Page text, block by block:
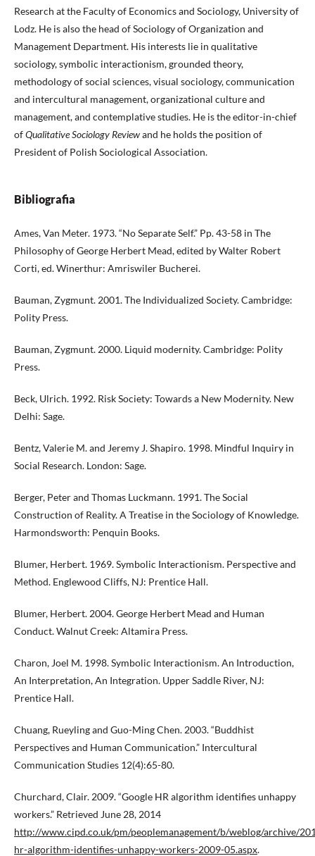
Research at the Faculty of Economics and Sociology, University of
Lodz. He is also the head of Sociology of Organization and
Management Department. His interests lie in qualitative
sociology, symbolic interactionism, grounded theory,
methodology of social sciences, visual sociology, communication
and intercultural management, organizational culture and
management, and contemplative studies. He is the editor-in-chief
ofQualitative Sociology Reviewand he holds the position of
President of Polish Sociological Association.
Bibliografia
Ames, Van Meter. 1973. “No Separate Self.” Pp. 43-58 in The
Philosophy of George Herbert Mead, edited by Walter Robert
Corti, ed. Winerthur: Amriswiler Bucherei.
Bauman, Zygmunt. 2001. The Individualized Society. Cambridge:
Polity Press.
Bauman, Zygmunt. 2000. Liquid modernity. Cambridge: Polity
Press.
Beck, Ulrich. 1992. Risk Society: Towards a New Modernity. New
Delhi: Sage.
Bentz, Valerie M. and Jeremy J. Shapiro. 1998. Mindful Inquiry in
Social Research. London: Sage.
Berger, Peter and Thomas Luckmann. 1991. The Social
Construction of Reality. A Treatise in the Sociology of Knowledge.
Harmondsworth: Penquin Books.
Blumer, Herbert. 1969. Symbolic Interactionism. Perspective and
Method. Englewood Cliffs, NJ: Prentice Hall.
Blumer, Herbert. 2004. George Herbert Mead and Human
Conduct. Walnut Creek: Altamira Press.
Charon, Joel M. 1998. Symbolic Interactionism. An Introduction,
An Interpretation, An Integration. Upper Saddle River, NJ:
Prentice Hall.
Chuang, Rueyling and Guo-Ming Chen. 2003. “Buddhist
Perspectives and Human Communication.” Intercultural
Communication Studies 12(4):65-80.
Churchard, Clair. 2009. “Google HR algorithm identifies unhappy
workers.” Retrieved June 28, 2014
http://www.cipd.co.uk/pm/peoplemanagement/b/weblog/archive/
hr-algorithm-identifies-unhappy-workers-2009-05.aspx.